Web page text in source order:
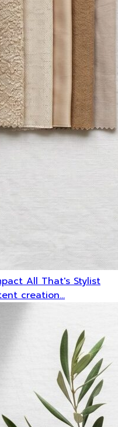
All That's Stylist
creation…